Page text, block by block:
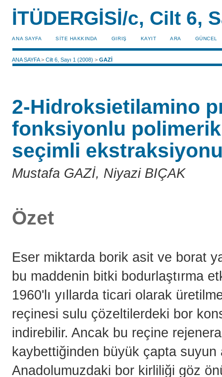
İTÜDERGİSİ/c, Cilt 6,
ANA SAYFA SİTE HAKKINDA GIRIŞ KAYIT ARA GÜNCEL
ANA SAYFA>Cilt 6, Sayı 1 (2008) >GAZİ
2-Hidroksietilamino
fonksiyonlu
seçimli
Mustafa GAZİ, Niyazi BIÇAK
Özet
Eser miktarda borik asit ve borat
bu maddenin bitki bodurlaştırma
1960'lı yıllarda ticari olarak
reçinesi sulu çözeltilerdeki bor
indirebilir. Ancak bu reçine
kaybettiğinden büyük çapta suyun
Anadolumuzdaki bor kirliliği göz